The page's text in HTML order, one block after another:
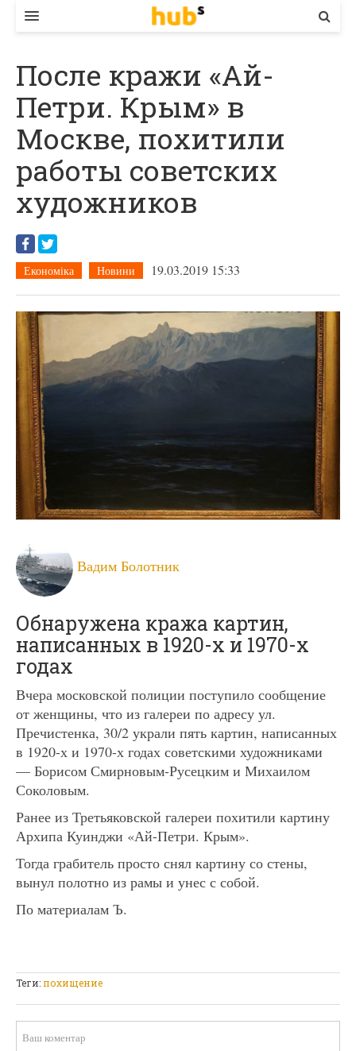
ЕКОНОМІКА
БІЗНЕС
СТАРТЕР
КОНТАКТИ
После кражи «Ай-
Петри. Крым» в
Москве, похитили
работы советских
художников
Економіка Новини 19.03.2019 15:33
Вадим Болотник
Обнаружена кража картин,
написанных в 1920-х и 1970-х
годах
Вчера московской полиции поступило сообщение
от женщины, что из галереи по адресу ул.
Пречистенка, 30/2 украли пять картин, написанных
в 1920-х и 1970-х годах советскими художниками
— Борисом Смирновым-Русецким и Михаилом
Соколовым.
Ранее из Третьяковской галереи похитили картину
Архипа Куинджи «Ай-Петри. Крым».
Тогда грабитель просто снял картину со стены,
вынул полотно из рамы и унес с собой.
По материалам Ъ.
Теги:похищение